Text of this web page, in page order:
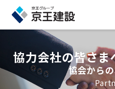
協力会社の皆さ
協会から